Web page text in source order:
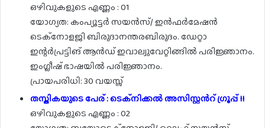
ഒഴിവുകളുടെ എണ്ണം : 01
യോഗ്യത: കംപ്യൂട്ടർ സയൻസ്/ ഇൻഫർമേഷൻ
ടെക്നോളജി ബിരുദാനന്തരബിരുദം. ഡേറ്റാ
ഇന്റർപ്രട്ടിങ് ആൻഡ് ‌ഇവാല്വുവേറ്റിങ്ങിൽ പരിജ്ഞാനം.
ഇംഗ്ലീഷ് ഭാഷയിൽ പരിജ്ഞാനം.
പ്രായപരിധി: 30 വയസ്സ്
തസ്തികയുടെ പേര് : ടെക്‌നിക്കൽ അസിസ്റ്റൻറ് ഗ്രൂപ്പ് II
ഒഴിവുകളുടെ എണ്ണം : 02